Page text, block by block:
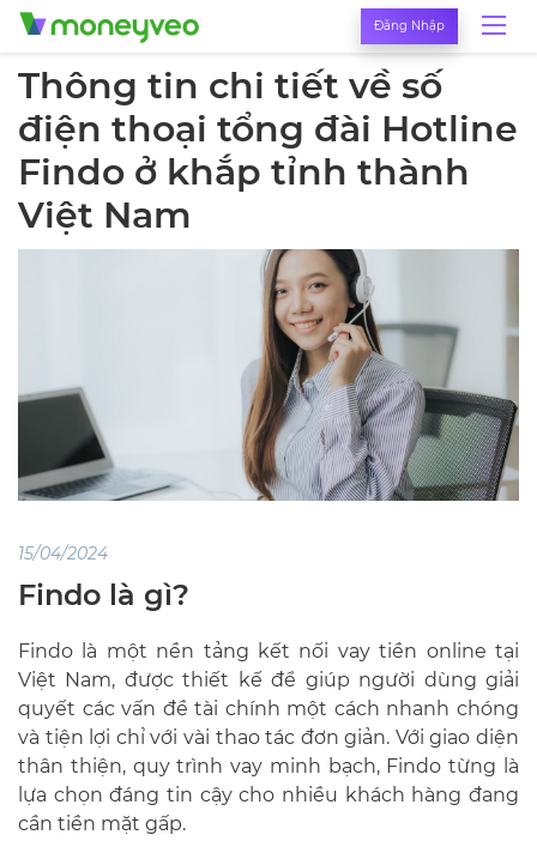
Đăng Nhập
Thông tin chi tiết về số
điện thoại tổng đài Hotline
Findo ở khắp tỉnh thành
Việt Nam
15/04/2024
Findo là gì?
Findo là một nền tảng kết nối vay tiền online tại
Việt Nam, được thiết kế để giúp người dùng giải
quyết các vấn đề tài chính một cách nhanh chóng
và tiện lợi chỉ với vài thao tác đơn giản. Với giao diện
thân thiện, quy trình vay minh bạch, Findo từng là
lựa chọn đáng tin cậy cho nhiều khách hàng đang
cần tiền mặt gấp.